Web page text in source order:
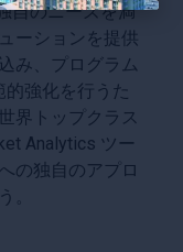
×
自のニーズを満
ーションを提供
み、プログラム
強化を行うた
界トップクラス
Analytics ツー
の独自のアプロ
。